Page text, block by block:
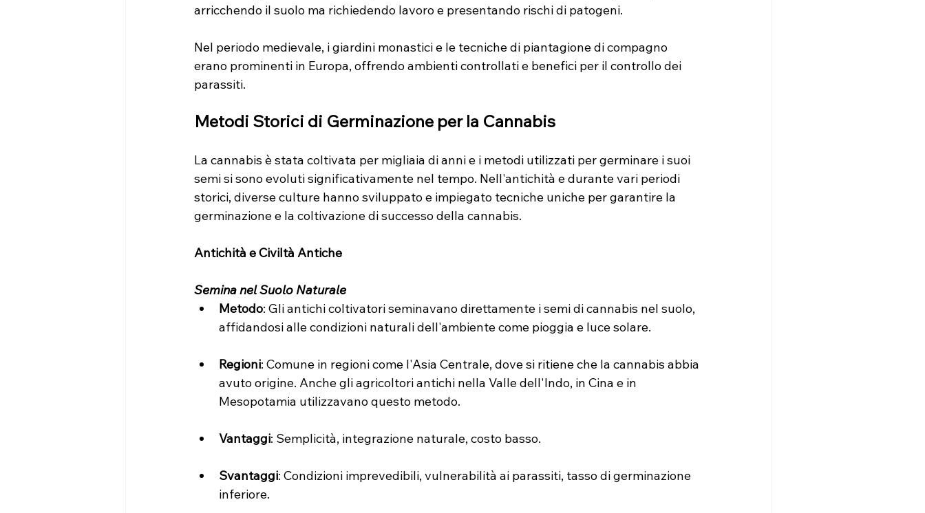
arricchendo il suolo ma richiedendo lavoro e presentando rischi di patogeni.
Nel periodo medievale, i giardini monastici e le tecniche di piantagione di compagno
erano prominenti in Europa, offrendo ambienti controllati e benefici per il controllo dei
parassiti.
Metodi Storici di Germinazione per la Cannabis
La cannabis è stata coltivata per migliaia di anni e i metodi utilizzati per germinare i suoi
semi si sono evoluti significativamente nel tempo. Nell'antichità e durante vari periodi
storici, diverse culture hanno sviluppato e impiegato tecniche uniche per garantire la
germinazione e la coltivazione di successo della cannabis.
Antichità e Civiltà Antiche
Semina nel Suolo Naturale
Metodo: Gli antichi coltivatori seminavano direttamente i semi di cannabis nel suolo,
affidandosi alle condizioni naturali dell'ambiente come pioggia e luce solare.
Regioni: Comune in regioni come l'Asia Centrale, dove si ritiene che la cannabis abbia
avuto origine. Anche gli agricoltori antichi nella Valle dell'Indo, in Cina e in
Mesopotamia utilizzavano questo metodo.
Vantaggi: Semplicità, integrazione naturale, costo basso.
Svantaggi: Condizioni imprevedibili, vulnerabilità ai parassiti, tasso di germinazione
inferiore.